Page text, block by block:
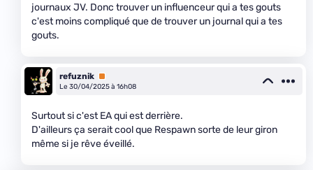
journaux JV. Donc trouver un influenceur qui a tes gouts
c'est moins compliqué que de trouver un journal qui a tes
gouts.
refuznik Premium
Le 30/04/2025 à 16h08
Surtout si c'est EA qui est derrière.
D'ailleurs ça serait cool que Respawn sorte de leur giron
même si je rêve éveillé.